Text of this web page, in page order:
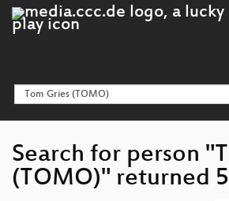
Search for person
(TOMO)" returned